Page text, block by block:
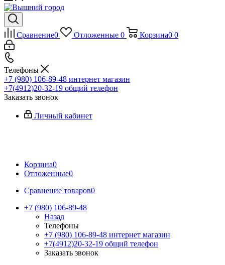
Сравнение0 Отложенные 0 Корзина0 0
Телефоны
+7 (980) 106-89-48 интернет магазин
+7(4912)20-32-19 общий телефон
Заказать звонок
Личный кабинет
Корзина0
Отложенные0
Сравнение товаров0
+7 (980) 106-89-48
Назад
Телефоны
+7 (980) 106-89-48 интернет магазин
+7(4912)20-32-19 общий телефон
Заказать звонок